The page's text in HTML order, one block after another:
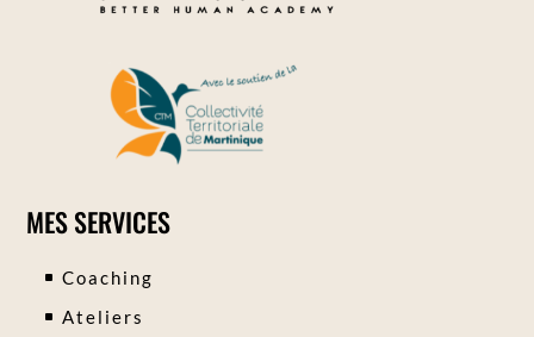
MES SERVICES
Coaching
Ateliers